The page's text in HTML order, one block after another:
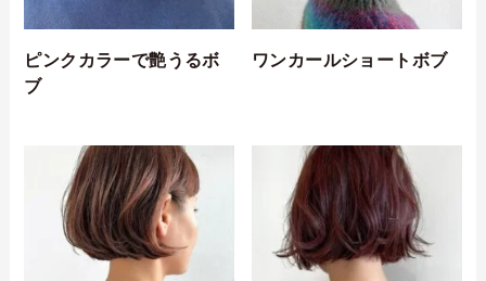
ピンクカラーで艶うるボ
ブ
ワンカールショートボブ